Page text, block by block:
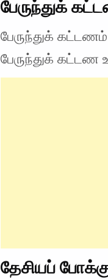
பேருந்துக்
பேருந்துக் கட்டணம்
பேருந்துக் கட்டண
தேசியப்